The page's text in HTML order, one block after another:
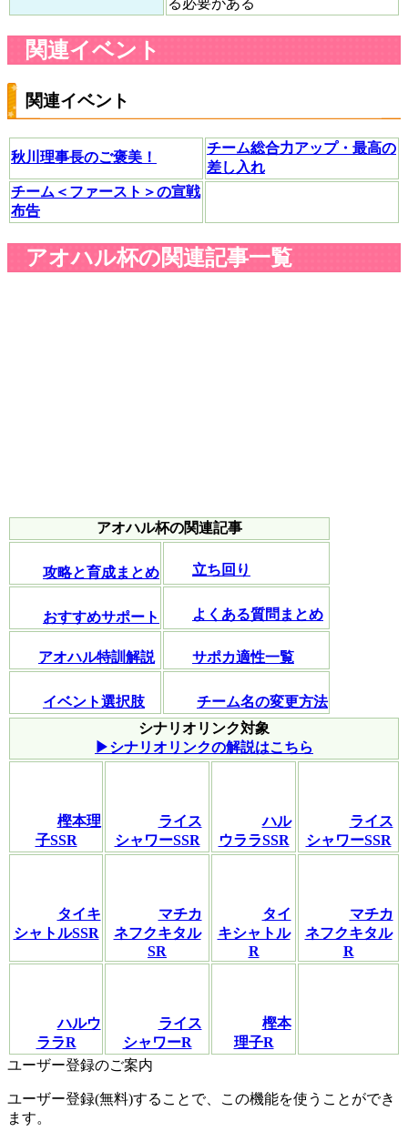
関連イベント
関連イベント
秋川理事長のご褒美！
チーム総合力アップ・最高の
差し入れ
チーム＜ファースト＞の宣戦
布告
アオハル杯の関連記事一覧
アオハル杯の関連記事
攻略と育成まとめ 立ち回り
おすすめサポート よくある質問まとめ
アオハル特訓解説 サポカ適性一覧
イベント選択肢
チーム名の変更方法
シナリオリンク対象
▶︎シナリオリンクの解説はこちら
樫本理
子SSR
ライス
シャワーSSR
ハル
ウララSSR
ライス
シャワーSSR
タイキ
シャトルSSR
マチカ
ネフクキタル
SR
タイ
キシャトル
R
マチカ
ネフクキタル
R
ハルウ
ララR
ライス
シャワーR
樫本
理子R
ユーザー登録のご案内
ユーザー登録(無料)することで、この機能を使うことができ
ます。